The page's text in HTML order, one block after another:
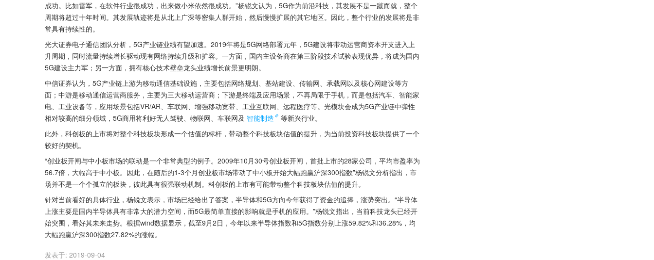
成功。比如雷军，在软件行业很成功，出来做小米依然很成功。”杨锐文认为，5G作为前沿科技，其发展不是一蹴而就，整个
周期将超过十年时间。其发展轨迹将是从北上广深等密集人群开始，然后慢慢扩展的其它地区。因此，整个行业的发展将是非
常具有持续性的。
光大证券电子通信团队分析，5G产业链业绩有望加速。2019年将是5G网络部署元年，5G建设将带动运营商资本开支进入上
升周期，同时流量持续增长驱动现有网络持续升级和扩容。一方面，国内主设备商在第三阶段技术试验表现优异，将成为国内
5G建设主力军；另一方面，拥有核心技术壁垒龙头业绩增长前景更明朗。
中信证券认为，5G产业链上游为移动通信基础设施，主要包括网络规划、基站建设、传输网、承载网以及核心网建设等方
面；中游是移动通信运营商服务，主要为三大移动运营商；下游是终端及应用场景，不再局限于手机，而是包括汽车、智能家
电、工业设备等，应用场景包括VR/AR、车联网、增强移动宽带、工业互联网、远程医疗等。光模块会成为5G产业链中弹性
相对较高的细分领域，5G商用将利好无人驾驶、物联网、车联网及 智能制造
等新兴行业。
此外，科创板的上市将对整个科技板块形成一个估值的标杆，带动整个科技板块估值的提升，为当前投资科技板块提供了一个
较好的契机。
“创业板开闸与中小板市场的联动是一个非常典型的例子。2009年10月30号创业板开闸，首批上市的28家公司，平均市盈率为
56.7倍，大幅高于中小板。因此，在随后的1-3个月创业板市场带动了中小板开始大幅跑赢沪深300指数”杨锐文分析指出，市
场并不是一个个孤立的板块，彼此具有很强联动机制。科创板的上市有可能带动整个科技板块估值的提升。
针对当前看好的具体行业，杨锐文表示，市场已经给出了答案，半导体和5G方向今年获得了资金的追捧，涨势突出。“半导体
上涨主要是国内半导体具有非常大的潜力空间，而5G最简单直接的影响就是手机的应用。”杨锐文指出，当前科技龙头已经开
始突围，看好其未来走势。根据wind数据显示，截至9月2日，今年以来半导体指数和5G指数分别上涨59.82%和36.28%，均
大幅跑赢沪深300指数27.82%的涨幅。
发表于: 2019-09-04